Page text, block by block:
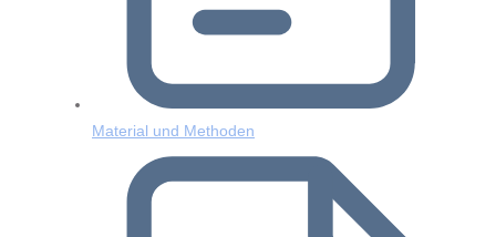
Material und Methoden